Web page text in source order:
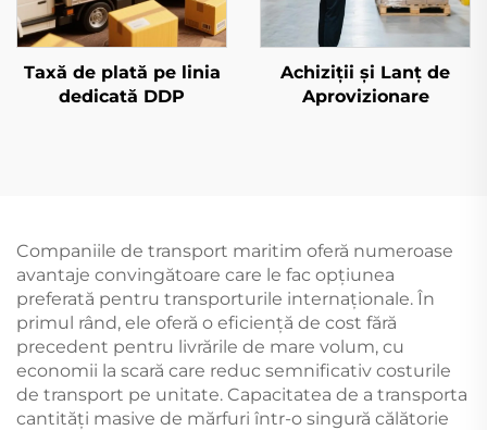
Taxă de plată pe linia
dedicată DDP
Achiziții și Lanț de
Aprovizionare
Companiile de transport maritim oferă numeroase
avantaje convingătoare care le fac opțiunea
preferată pentru transporturile internaționale. În
primul rând, ele oferă o eficiență de cost fără
precedent pentru livrările de mare volum, cu
economii la scară care reduc semnificativ costurile
de transport pe unitate. Capacitatea de a transporta
cantități masive de mărfuri într-o singură călătorie